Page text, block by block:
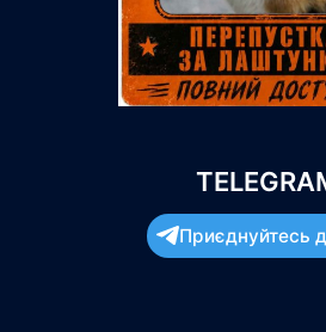
Приєднуйтесь